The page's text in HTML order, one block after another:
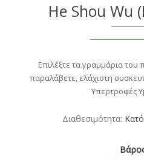
He Shou Wu
Επιλέξτε τα γραμμάρια του
παραλάβετε, ελάχιστη
Υπερτροφές
Διαθεσιμότητα: